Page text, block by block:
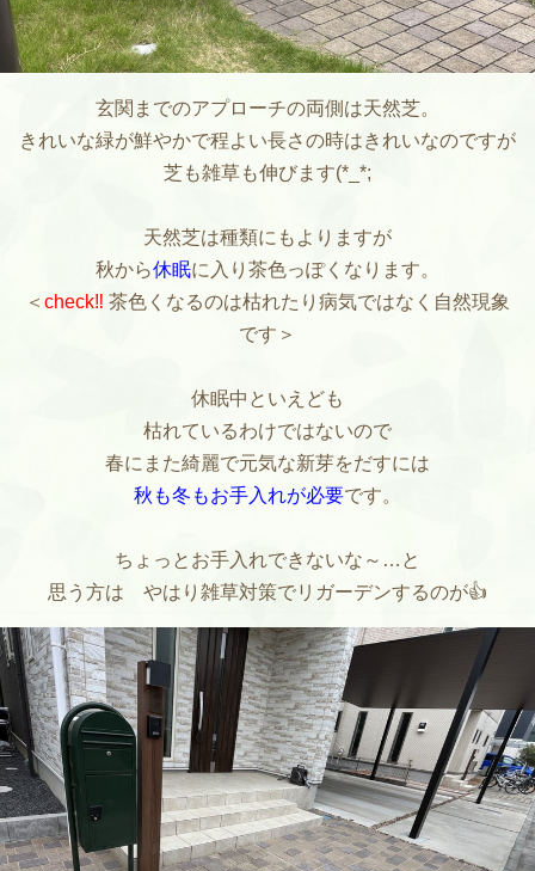
玄関までのアプローチの両側は天然芝。
きれいな緑が鮮やかで程よい長さの時はきれいなのですが
芝も雑草も伸びます(*_*;
天然芝は種類にもよりますが
秋から休眠に入り茶色っぽくなります。
＜ check‼ 茶色くなるのは枯れたり病気ではなく自然現象
です＞
休眠中といえども
枯れているわけではないので
春にまた綺麗で元気な新芽をだすには
秋も冬もお手入れが必要です。
ちょっとお手入れできないな～…と
思う方は やはり雑草対策でリガーデンするのが👍